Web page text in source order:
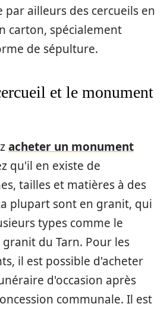
par ailleurs des cercueils en
carton, spécialement
de sépulture.
et le monument
acheter un monument
qu'il en existe de
tailles et matières à des
plupart sont en granit, qui
types comme le
du Tarn. Pour les
il est possible d'acheter
d'occasion après
communale. Il est